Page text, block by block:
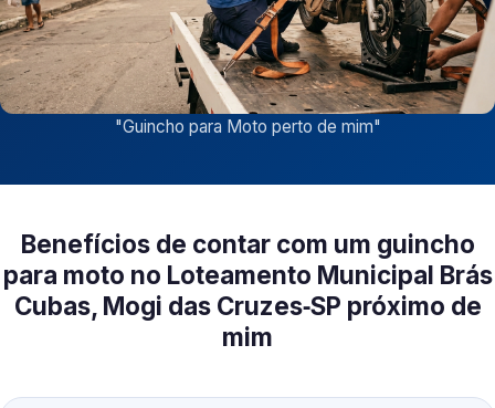
"Guincho para Moto perto de mim"
Benefícios de contar com um guincho
para moto no Loteamento Municipal Brás
Cubas, Mogi das Cruzes‑SP próximo de
mim